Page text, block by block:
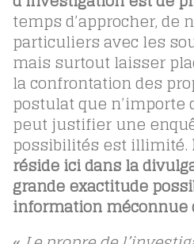
temps d’approcher, de
particuliers avec les
mais surtout laisser
la confrontation des
postulat que
peut justifier une
possibilités est illimité.
réside ici dans la
grande exactitude
information méconnue